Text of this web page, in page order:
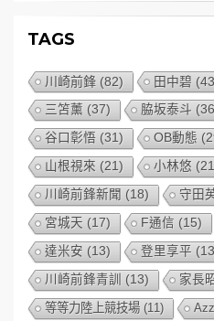
TAGS
川崎前鋒 (82) 田中碧
三笘薰 (37) 脇坂泰斗
谷口彰悟 (31) OB動態
山根視來 (21) 小林悠
川崎前鋒新聞 (18) 守田
宮城天 (17) F通信 (15)
達米安 (13) 登里享平
川崎前鋒青訓 (13) 家長
等等力陸上競技場 (11)